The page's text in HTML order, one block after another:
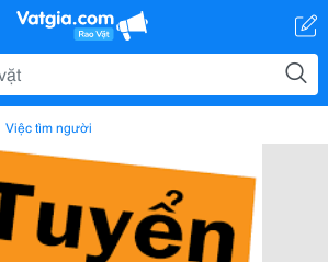
Việc tìm người